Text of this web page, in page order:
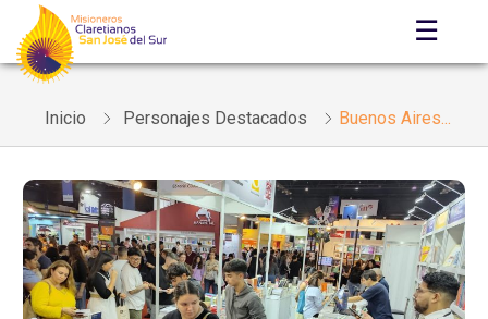
☰
Inicio Personajes Destacados Buenos Aires...